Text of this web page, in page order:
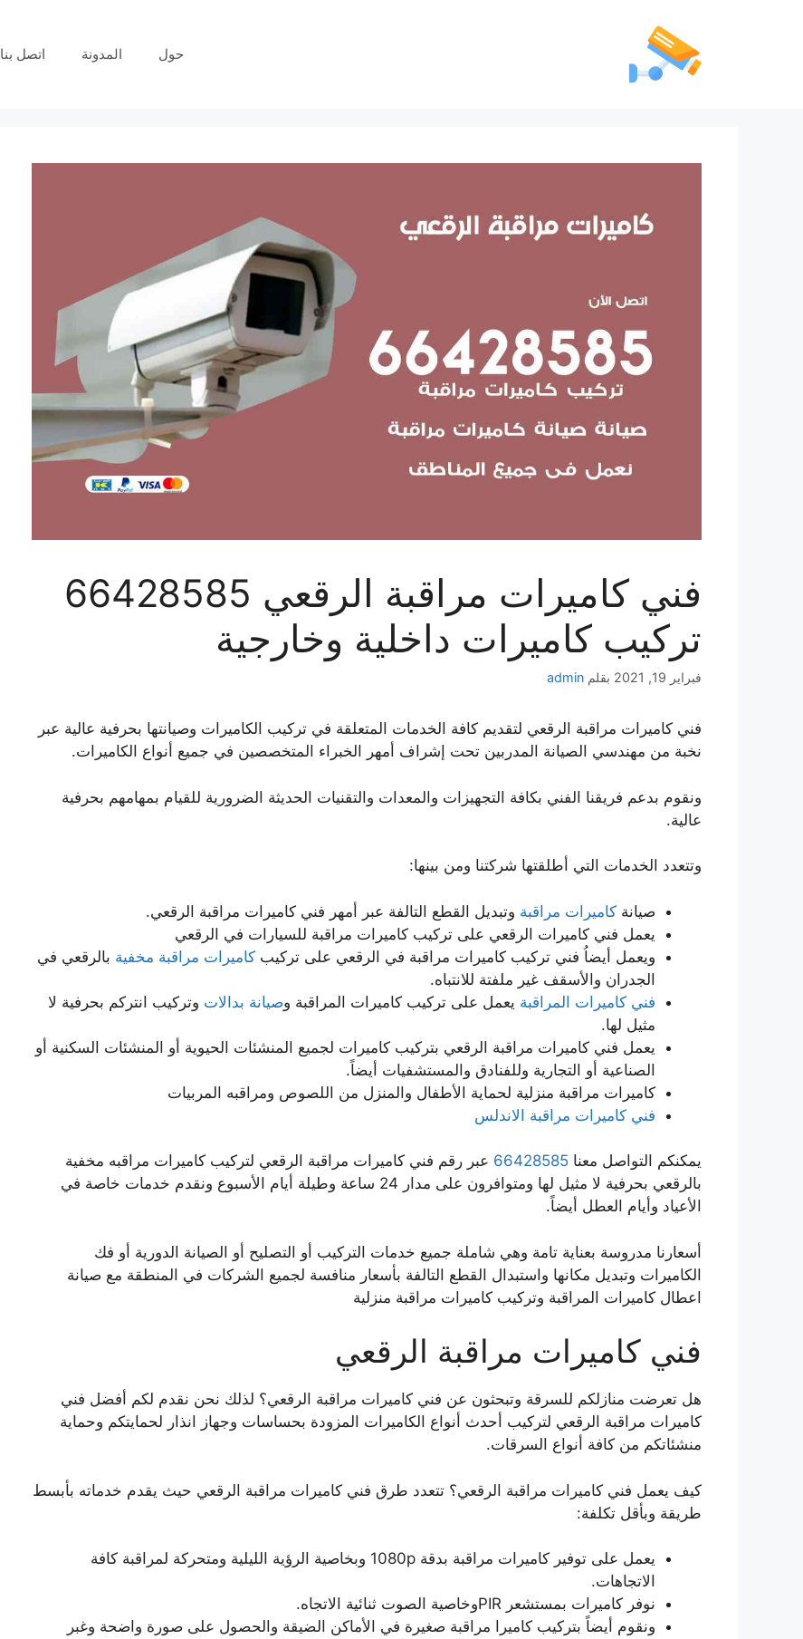
حول المدونة اتصل بنا
فني كاميرات مراقبة الرقعي 66428585
تركيب كاميرات داخلية وخارجية
فبراير 19, 2021 بقلم admin
فني كاميرات مراقبة الرقعي لتقديم كافة الخدمات المتعلقة في تركيب الكاميرات وصيانتها بحرفية عالية عبر
نخبة من مهندسي الصيانة المدربين تحت إشراف أمهر الخبراء المتخصصين في جميع أنواع الكاميرات.
ونقوم بدعم فريقنا الفني بكافة التجهيزات والمعدات والتقنيات الحديثة الضرورية للقيام بمهامهم بحرفية
عالية.
وتتعدد الخدمات التي أطلقتها شركتنا ومن بينها:
صيانة كاميرات مراقبة وتبديل القطع التالفة عبر أمهر فني كاميرات مراقبة الرقعي.
يعمل فني كاميرات الرقعي على تركيب كاميرات مراقبة للسيارات في الرقعي
ويعمل أيضاُ فني تركيب كاميرات مراقبة في الرقعي على تركيب كاميرات مراقبة مخفية بالرقعي في
الجدران والأسقف غير ملفتة للانتباه.
فني كاميرات المراقبة يعمل على تركيب كاميرات المراقبة وصيانة بدالات وتركيب انتركم بحرفية لا
مثيل لها.
يعمل فني كاميرات مراقبة الرقعي بتركيب كاميرات لجميع المنشئات الحيوية أو المنشئات السكنية أو
الصناعية أو التجارية وللفنادق والمستشفيات أيضاً.
كاميرات مراقبة منزلية لحماية الأطفال والمنزل من اللصوص ومراقبه المربيات
فني كاميرات مراقبة الاندلس
يمكنكم التواصل معنا 66428585 عبر رقم فني كاميرات مراقبة الرقعي لتركيب كاميرات مراقبه مخفية
بالرقعي بحرفية لا مثيل لها ومتوافرون على مدار 24 ساعة وطيلة أيام الأسبوع ونقدم خدمات خاصة في
الأعياد وأيام العطل أيضاً.
أسعارنا مدروسة بعناية تامة وهي شاملة جميع خدمات التركيب أو التصليح أو الصيانة الدورية أو فك
الكاميرات وتبديل مكانها واستبدال القطع التالفة بأسعار منافسة لجميع الشركات في المنطقة مع صيانة
اعطال كاميرات المراقبة وتركيب كاميرات مراقبة منزلية
فني كاميرات مراقبة الرقعي
هل تعرضت منازلكم للسرقة وتبحثون عن فني كاميرات مراقبة الرقعي؟ لذلك نحن نقدم لكم أفضل فني
كاميرات مراقبة الرقعي لتركيب أحدث أنواع الكاميرات المزودة بحساسات وجهاز انذار لحمايتكم وحماية
منشئاتكم من كافة أنواع السرقات.
كيف يعمل فني كاميرات مراقبة الرقعي؟ تتعدد طرق فني كاميرات مراقبة الرقعي حيث يقدم خدماته بأبسط
طريقة وبأقل تكلفة:
يعمل على توفير كاميرات مراقبة بدقة 1080p وبخاصية الرؤية الليلية ومتحركة لمراقبة كافة
الاتجاهات.
نوفر كاميرات بمستشعر PIRوخاصية الصوت ثنائية الاتجاه.
ونقوم أيضاً بتركيب كاميرا مراقبة صغيرة في الأماكن الضيقة والحصول على صورة واضحة وغبر